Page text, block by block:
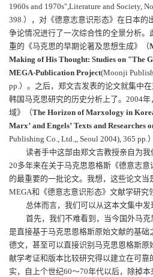
1960s and 1970s", Literature and Society,
398. ），对《德意志意识形态》在日本的
争论情况进行了一次综合性的全景分析。
重的 《马克思的早期论著及思想生成》（
Making of His Thought: Studies on "The
MEGA-Publication Project(Moonji
pp. ）。之后，郑文吉发表的论文就集中
韩国马克思研究的历史分析上了。 2004年
域》（The Horizon of Marxology in
Marx’ and Engels’ Texts and Researches
Publishing Co., Ltd.,, Seoul 2004), 365 pp.
读者手中这部由郑文吉教授亲自为
20多年来在关于马克思恩格斯《德意志意
的最重要的一批论文。我想，这些论文
MEGA和《德意志意识形态》文献学研究
总体而言，我们可以从这本文集中发
首先，我们不难看到，当今国外马
是直接基于马克思恩格斯原始文献的基础
德文，甚至可以直接识别马克思恩格斯
献学考证和版本比较研究得以建立在可
实，自上个世纪60～70年代以后，除掉